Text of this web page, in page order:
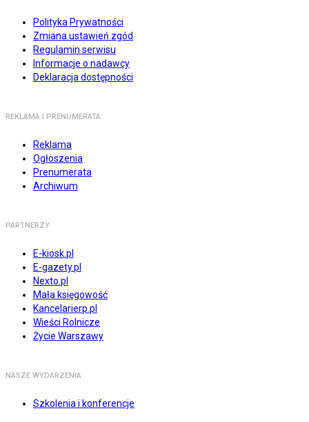
Polityka Prywatności
Zmiana ustawień zgód
Regulamin serwisu
Informacje o nadawcy
Deklaracja dostępności
REKLAMA I PRENUMERATA
Reklama
Ogłoszenia
Prenumerata
Archiwum
PARTNERZY
E-kiosk.pl
E-gazety.pl
Nexto.pl
Mała księgowość
Kancelarierp.pl
Wieści Rolnicze
Życie Warszawy
NASZE WYDARZENIA
Szkolenia i konferencje